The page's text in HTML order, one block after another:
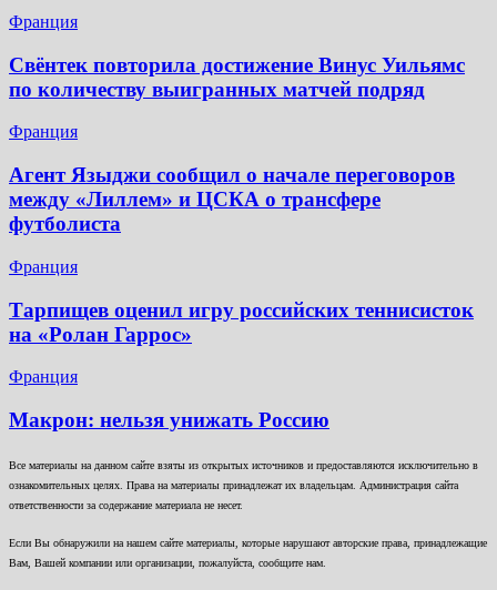
Франция
Свёнтек повторила достижение Винус Уильямс
по количеству выигранных матчей подряд
Франция
Агент Языджи сообщил о начале переговоров
между «Лиллем» и ЦСКА о трансфере
футболиста
Франция
Тарпищев оценил игру российских теннисисток
на «Ролан Гаррос»
Франция
Макрон: нельзя унижать Россию
Все материалы на данном сайте взяты из открытых источников и предоставляются исключительно в
ознакомительных целях. Права на материалы принадлежат их владельцам. Администрация сайта
ответственности за содержание материала не несет.
Если Вы обнаружили на нашем сайте материалы, которые нарушают авторские права, принадлежащие
Вам, Вашей компании или организации, пожалуйста, сообщите нам.